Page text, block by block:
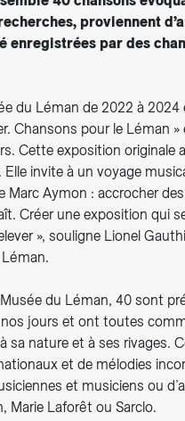
proviennent
enregistrées par des
du Léman de 2022 à
Chansons pour le Léman
Cette exposition originale
invite à un voyage
Marc Aymon : accrocher
Créer une exposition qui
», souligne Lionel
du Léman, 40 sont
jours et ont toutes
sa nature et à ses rivages.
et de mélodies
et musiciens ou
Marie Laforêt ou Sarclo.